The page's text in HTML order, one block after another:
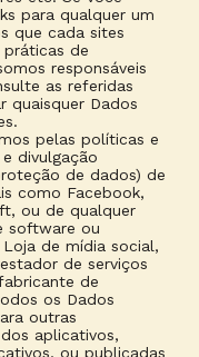
para qualquer um
que cada sites
práticas de
responsáveis
as referidas
quaisquer Dados
pelas políticas e
divulgação
de dados) de
como Facebook,
ou de qualquer
software ou
de mídia social,
de serviços
de
os Dados
outras
aplicativos,
ou publicadas